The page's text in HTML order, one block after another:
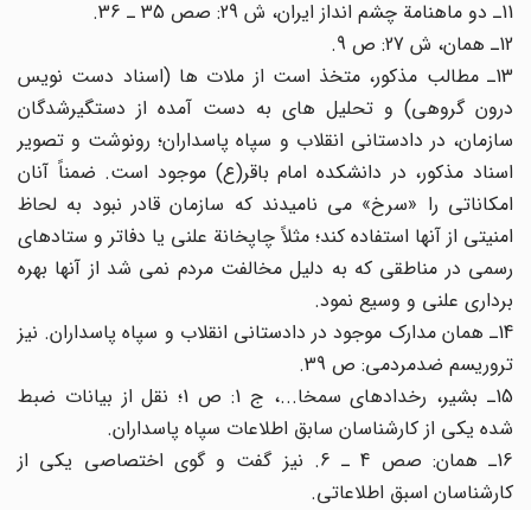
13ـ مطالب مذکور، متخذ است از ملات ها (اسناد دست نویس
درون گروهی) و تحلیل های به دست آمده از دستگیرشدگان
سازمان، در دادستانی انقلاب و سپاه پاسداران؛ رونوشت و تصویر
اسناد مذکور، در دانشکده امام باقر(ع) موجود است. ضمناً آنان
امکاناتی را «سرخ» می نامیدند که سازمان قادر نبود به لحاظ
امنیتی از آنها استفاده کند؛ مثلاً چاپخانة علنی یا دفاتر و ستادهای
رسمی در مناطقی که به دلیل مخالفت مردم نمی شد از آنها بهره
برداری علنی و وسیع نمود.
14ـ همان مدارک موجود در دادستانی انقلاب و سپاه پاسداران. نیز
تروریسم ضدمردمی: ص 39.
15ـ بشیر، رخدادهای سمخا...، ج 1: ص 1؛ نقل از بیانات ضبط
شده یکی از کارشناسان سابق اطلاعات سپاه پاسداران.
16ـ همان: صص 4 ـ 6. نیز گفت و گوی اختصاصی یکی از
کارشناسان اسبق اطلاعاتی.